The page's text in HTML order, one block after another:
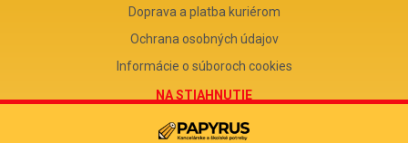
Doprava a platba kuriérom
Ochrana osobných údajov
Informácie o súboroch cookies
NA STIAHNUTIE
Reklamačný formulár